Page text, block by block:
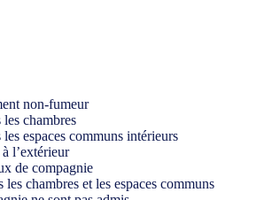
non-fumeur
chambres
espaces communs intérieurs
l’extérieur
de compagnie
chambres et les espaces communs